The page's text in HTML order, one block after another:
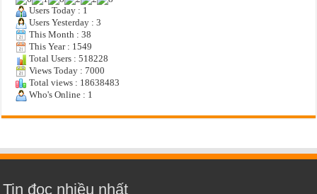
Users Today : 1
Users Yesterday : 3
This Month : 38
This Year : 1549
Total Users : 518228
Views Today : 7000
Total views : 18638483
Who's Online : 1
Tin đọc nhiều nhất